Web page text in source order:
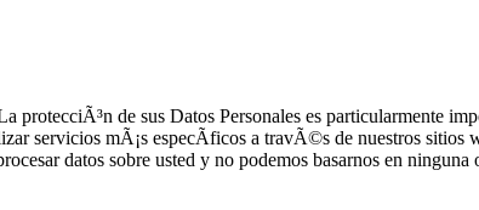
de sus Datos Personales es particularmente
servicios mÃ¡s especÃ­ficos a travÃ©s de nuestros sitios
datos sobre usted y no podemos basarnos en